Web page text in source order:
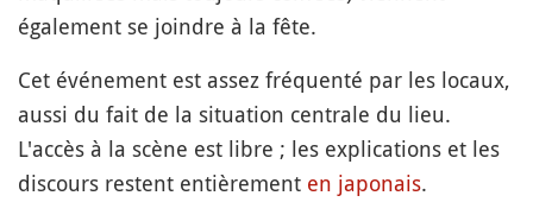
également se joindre à la fête.
Cet événement est assez fréquenté par les locaux,
aussi du fait de la situation centrale du lieu.
L'accès à la scène est libre ; les explications et les
discours restent entièrement en japonais.